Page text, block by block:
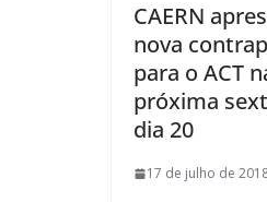
CAERN
nova
para o ACT
próxima
dia 20
17 de julho de